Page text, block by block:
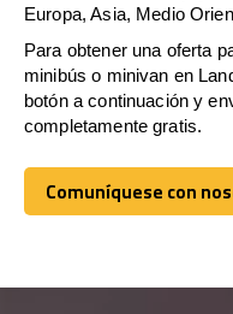
Europa, Asia, Medio
Para obtener una oferta
minibús o minivan en
botón a continuación y
completamente gratis.
Comuníquese con
Comuníquese con